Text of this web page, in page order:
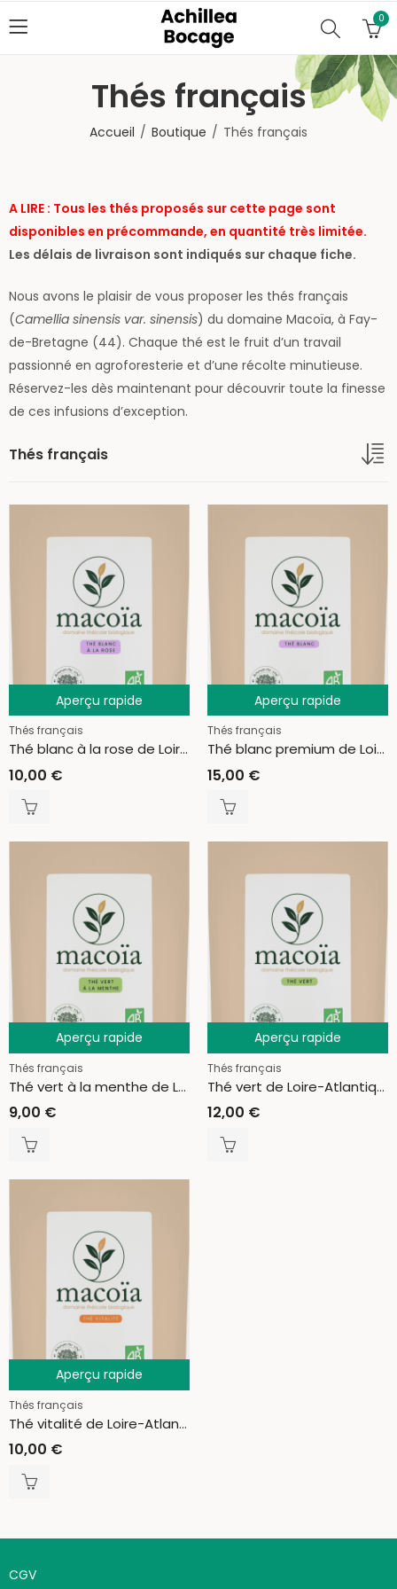
0
Thés français
Accueil Boutique Thés français
A LIRE : Tous les thés proposés sur cette page sont
disponibles en précommande, en quantité très limitée.
Les délais de livraison sont indiqués sur chaque fiche.
Nous avons le plaisir de vous proposer les thés français
(Camellia sinensis var. sinensis) du domaine Macoïa, à Fay-
de-Bretagne (44). Chaque thé est le fruit d’un travail
passionné en agroforesterie et d’une récolte minutieuse.
Réservez-les dès maintenant pour découvrir toute la finesse
de ces infusions d’exception.
Thés français
Aperçu rapide
Thés français
Thé blanc à la rose de Loire-Atlantique
10,00 €
Aperçu rapide
Thés français
Thé blanc premium de Loire-Atlantique
15,00 €
Aperçu rapide
Thés français
Thé vert à la menthe de Loire-Atlantique
9,00 €
Aperçu rapide
Thés français
Thé vert de Loire-Atlantique
12,00 €
Aperçu rapide
Thés français
Thé vitalité de Loire-Atlantique
10,00 €
CGV